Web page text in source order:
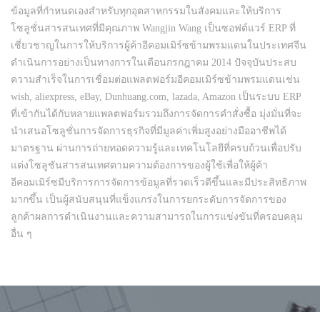
ข้อมูลที่กำหนดเองสำหรับทุกอุตสาหกรรมในสังคมและให้บริการ
โซลูชั่นสารสนเทศที่มีคุณภาพ Wangjin Wang เป็นซอฟต์แวร์ ERP ที่
เชี่ยวชาญในการให้บริการผู้ค้าอีคอมเมิร์ซข้ามพรมแดนในประเทศจีน
ดำเนินการอย่างเป็นทางการในเดือนกรกฎาคม 2014 ปัจจุบันประสบ
ความสำเร็จในการเชื่อมต่อแพลตฟอร์มอีคอมเมิร์ซข้ามพรมแดนเช่น
wish, aliexpress, eBay, Dunhuang.com, lazada, Amazon เป็นระบบ ERP
ที่เข้ากันได้กับหลายแพลตฟอร์มรวมถึงการจัดการคำสั่งซื้อ มุ่งมั่นที่จะ
นำเสนอโซลูชั่นการจัดการธุรกิจที่มีมูลค่าเพิ่มสูงอย่างมืออาชีพได้
มาตรฐาน ผ่านการถ่ายทอดความรู้และเทคโนโลยีที่ครบถ้วนเพื่อปรับ
แต่งโซลูชันสารสนเทศตามความต้องการของผู้ใช้เพื่อให้ผู้ค้า
อีคอมเมิร์ซมีบริการการจัดการข้อมูลที่รวดเร็วดีขึ้นและมีประสิทธิภาพ
มากขึ้น เป็นผู้สนับสนุนที่แข็งแกร่งในการยกระดับการจัดการของ
ลูกค้าผลการดำเนินงานและความสามารถในการแข่งขันที่ครอบคลุม
อื่น ๆ